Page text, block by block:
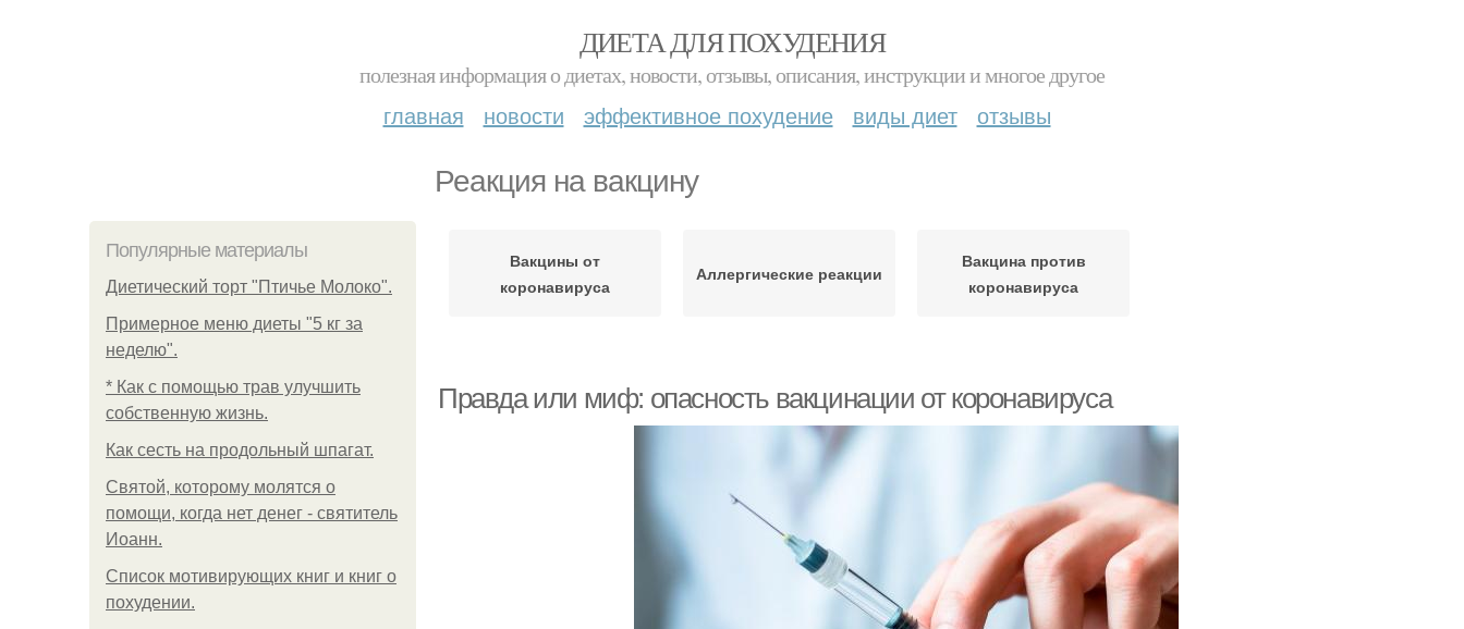
ДИЕТА ДЛЯ ПОХУДЕНИЯ
полезная информация о диетах, новости, отзывы, описания, инструкции и многое другое
главная новости эффективное похудение виды диет отзывы
Реакция на вакцину
Популярные материалы
Диетический торт "Птичье Молоко".
Примерное меню диеты "5 кг за
неделю".
* Как с помощью трав улучшить
собственную жизнь.
Как сесть на продольный шпагат.
Святой, которому молятся о
помощи, когда нет денег - святитель
Иоанн.
Список мотивирующих книг и книг о
похудении.
Вакцины от
коронавируса
Аллергические реакции
Вакцина против
коронавируса
Правда или миф: опасность вакцинации от коронавируса